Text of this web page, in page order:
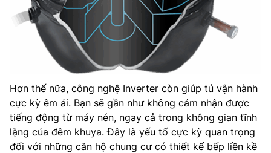
Hơn thế nữa, công nghệ Inverter còn giúp tủ vận hành
cực kỳ êm ái. Bạn sẽ gần như không cảm nhận được
tiếng động từ máy nén, ngay cả trong không gian tĩnh
lặng của đêm khuya. Đây là yếu tố cực kỳ quan trọng
đối với những căn hộ chung cư có thiết kế bếp liền kề